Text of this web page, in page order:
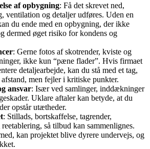
af opbygning: Få det skrevet ned,
ventilation og detaljer udføres. Uden en
du ende med en opbygning, der ikke
dermed øget risiko for kondens og
: Gerne fotos af skotrender, kviste og
ikke kun “pæne flader”. Hvis firmaet
detaljearbejde, kan du stå med et tag,
men fejler i kritiske punkter.
ansvar: Især ved samlinger, inddækninger
Uklare aftaler kan betyde, at du
opstår utætheder.
: Stillads, bortskaffelse, tagrender,
så tilbud kan sammenlignes.
kan projektet blive dyrere undervejs, og